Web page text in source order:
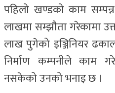
पहिलो खण्डको काम
लाखमा सम्झौता गरेकामा
लाख पुगेको इञ्जिनियर
निर्माण कम्पनीले काम
नसकेको उनको भनाइ छ ।